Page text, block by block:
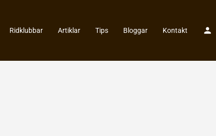
Ridklubbar Artiklar Tips Bloggar Kontakt